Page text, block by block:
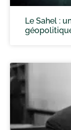
Le Sahel :